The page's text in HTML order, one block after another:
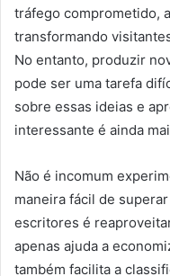
tráfego comprometido,
transformando
No entanto, produzir
pode ser uma tarefa
sobre essas ideias e
interessante é ainda
Não é incomum
maneira fácil de
escritores é
apenas ajuda a
também facilita a